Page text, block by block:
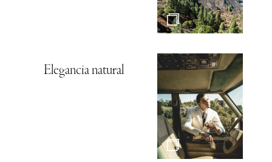
Elegancia natural